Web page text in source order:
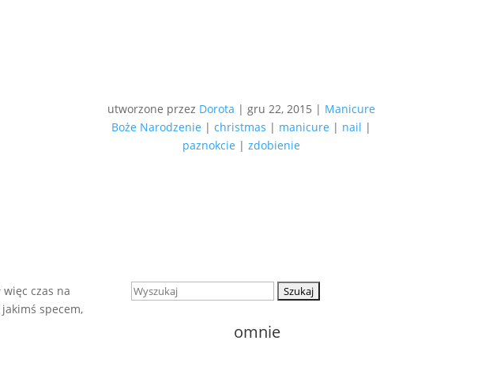
utworzone przez Dorota | gru 22, 2015 | Manicure
Boże Narodzenie | christmas | manicure | nail |
paznokcie | zdobienie
więc czas na
specem,
Szukaj:
omnie